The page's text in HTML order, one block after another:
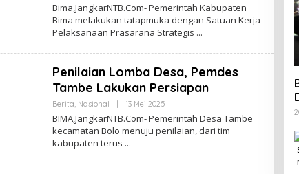
NTB
Bima,JangkarNTB.Com- Pemerintah Kabupaten
Bima melakukan tatapmuka dengan Satuan Kerja
Pelaksanaan Prasarana Strategis
Penilaian Lomba Desa, Pemdes
Tambe Lakukan Persiapan
Berita, Nasional 13 Mei 2025Oleh
NTB
BIMA,JangkarNTB.Com- Pemerintah Desa Tambe
kecamatan Bolo menuju penilaian, dari tim
kabupaten terus